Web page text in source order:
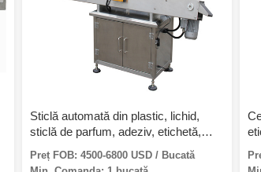
Sticlă automată din plastic, lichid,
sticlă de parfum, adeziv, etichetă,
autoadezivă, sigilare, ambalare,
Preț FOB: 4500-6800 USD / Bucată